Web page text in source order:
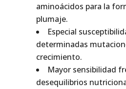
aminoácidos para la
plumaje.
Especial
determinadas
crecimiento.
Mayor sensibilidad
desequilibrios